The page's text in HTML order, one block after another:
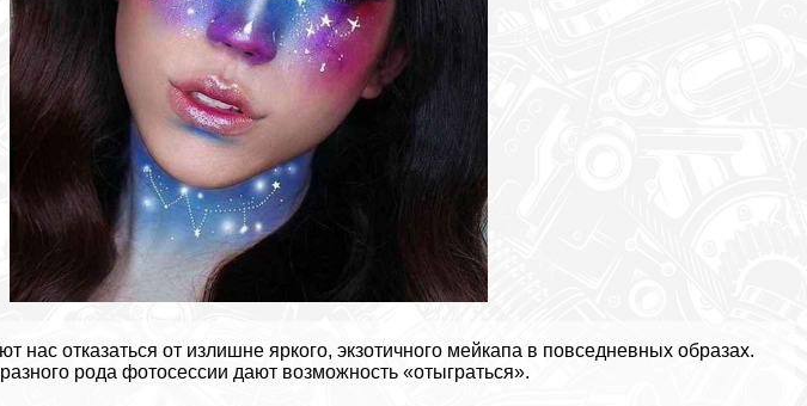
отказаться от излишне яркого, экзотичного мейкапа в повседневных образах.
рода фотосессии дают возможность «отыграться».